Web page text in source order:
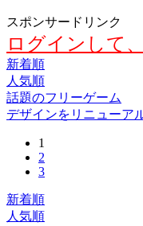
スポンサードリンク
ログインして
新着順
人気順
話題のフリーゲーム
デザインをリニューア
1
2
3
新着順
人気順